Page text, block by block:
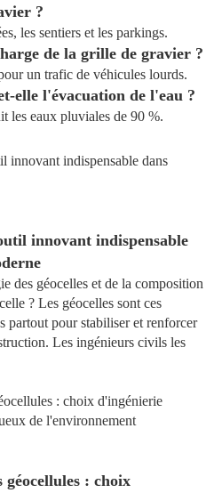
?
les sentiers et les parkings.
de la grille de gravier ?
un trafic de véhicules lourds.
elle l'évacuation de l'eau ?
les eaux pluviales de 90 %.
innovant indispensable
des géocelles et de la composition
? Les géocelles sont ces
partout pour stabiliser et renforcer
Les ingénieurs civils les
géocellules : choix